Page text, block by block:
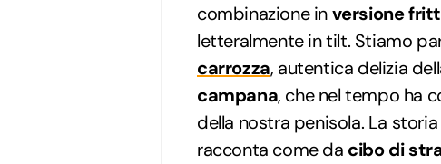
combinazione inversione
letteralmente in tilt. Stiamo
carrozza, autentica delizia
campana, che nel tempo ha
della nostra penisola. La
racconta come da cibo di